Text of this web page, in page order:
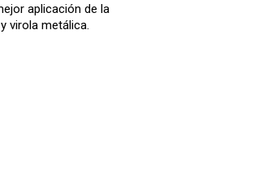
aplicación de la
virola metálica.